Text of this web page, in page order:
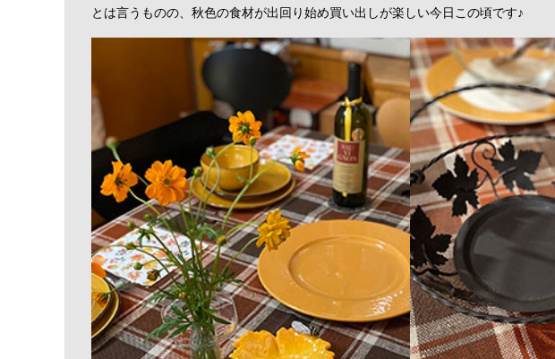
とは言うものの、秋色の食材が出回り始め買い出しが楽しい今日この頃です♪